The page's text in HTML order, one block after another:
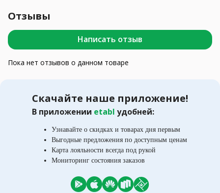
Отзывы
Написать отзыв
Пока нет отзывов о данном товаре
Скачайте наше приложение!
В приложении etabl удобней:
Узнавайте о скидках и товарах дня первым
Выгодные предложения по доступным ценам
Карта лояльности всегда под рукой
Мониторинг состояния заказов